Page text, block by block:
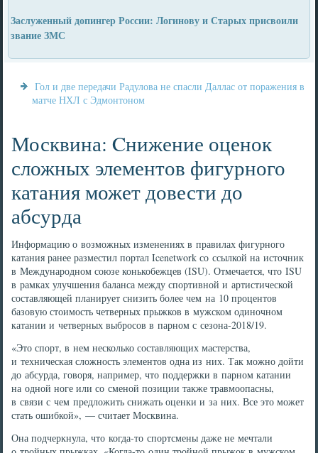
Заслуженный допингер России: Логинову и Старых присвоили
звание ЗМС
Гол и две передачи Радулова не спасли Даллас от поражения в
матче НХЛ с Эдмонтоном
Москвина: Cнижение оценок
сложных элементов фигурного
катания может довести до
абсурда
Информацию о возможных изменениях в правилах фигурного
катания ранее разместил портал Icenetwork со ссылкой на источник
в Международном союзе конькобежцев (ISU). Отмечается, что ISU
в рамках улучшения баланса между спортивной и артистической
составляющей планирует снизить более чем на 10 процентов
базовую стоимость четверных прыжков в мужском одиночном
катании и четверных выбросов в парном с сезона-2018/19.
«Это спорт, в нем несколько составляющих мастерства,
и техническая сложность элементов одна из них. Так можно дойти
до абсурда, говоря, например, что поддержки в парном катании
на одной ноге или со сменой позиции также травмоопасны,
в связи с чем предложить снижать оценки и за них. Все это может
стать ошибкой», — считает Москвина.
Она подчеркнула, что когда-то спортсмены даже не мечтали